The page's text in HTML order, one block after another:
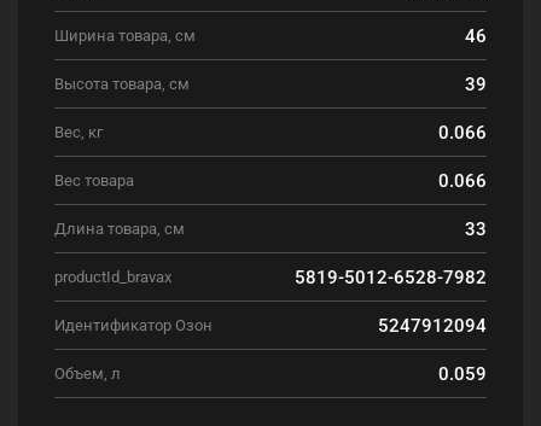
Ширина товара, см 46
Высота товара, см 39
Вес, кг 0.066
Вес товара 0.066
Длина товара, см 33
productId_bravax 5819-5012-6528-7982
Идентификатор Озон 5247912094
Объем, л 0.059